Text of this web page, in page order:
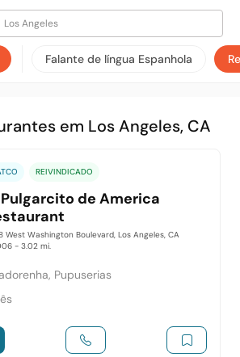
Los Angeles
Falante de língua Espanhola
em Los Angeles, CA
REIVINDICADO
Pulgarcito de America
West Washington Boulevard, Los Angeles, CA
- 3.02 mi.
Pupuserias